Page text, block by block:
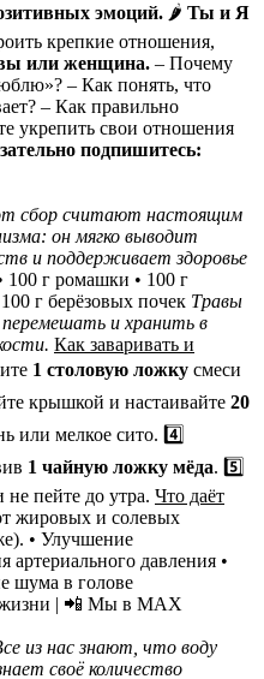
эмоций. 🌶 Ты и Я
крепкие отношения,
вы или женщина. – Почему
– Как понять, что
– Как правильно
укрепить свои отношения
подпишитесь:
сбор считают настоящим
он мягко выводит
и поддерживает здоровье
100 г ромашки • 100 г
г берёзовых почек Травы
и хранить в
Как заваривать и
1 столовую ложку смеси
крышкой и настаивайте 20
или мелкое сито. 4️⃣
1 чайную ложку мёда. 5️⃣
пейте до утра. Что даёт
жировых и солевых
• Улучшение
давления •
шума в голове
| 📲 Мы в MAX
из нас знают, что воду
своё количество